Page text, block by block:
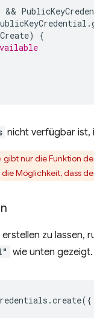
&&
.
)
{
nicht verfügbar ist,
gibt nur die Funktion
Möglichkeit, dass
zu lassen,
wie unten gezeigt.
.create({